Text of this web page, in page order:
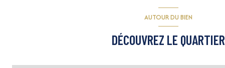
AUTOUR DU BIEN
DÉCOUVREZ LE QUARTIER